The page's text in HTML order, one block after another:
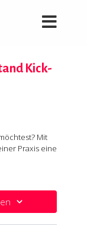
Kick-
Mit
Praxis eine
kommt
Kick-ups in
Es
zentriert,
ohne
Fläche